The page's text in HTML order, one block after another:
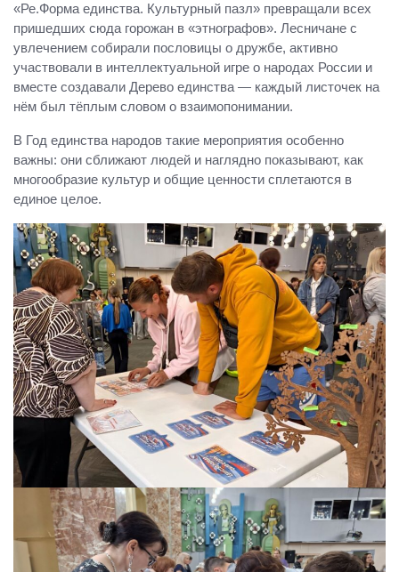
«Ре.Форма единства. Культурный пазл» превращали всех
пришедших сюда горожан в «этнографов». Лесничане с
увлечением собирали пословицы о дружбе, активно
участвовали в интеллектуальной игре о народах России и
вместе создавали Дерево единства — каждый листочек на
нём был тёплым словом о взаимопонимании.
В Год единства народов такие мероприятия особенно
важны: они сближают людей и наглядно показывают, как
многообразие культур и общие ценности сплетаются в
единое целое.